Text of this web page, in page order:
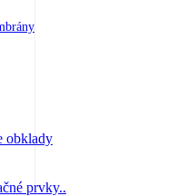
obklady
prvky..